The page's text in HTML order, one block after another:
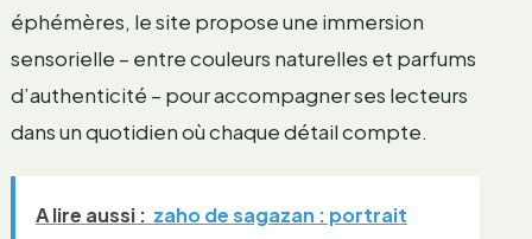
éphémères, le site propose une immersion
sensorielle – entre couleurs naturelles et parfums
d’authenticité – pour accompagner ses lecteurs
dans un quotidien où chaque détail compte.
A lire aussi : zaho de sagazan : portrait